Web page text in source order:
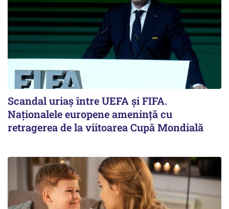
Scandal uriaş între UEFA şi FIFA.
Naţionalele europene ameninţă cu
retragerea de la viitoarea Cupă Mondială